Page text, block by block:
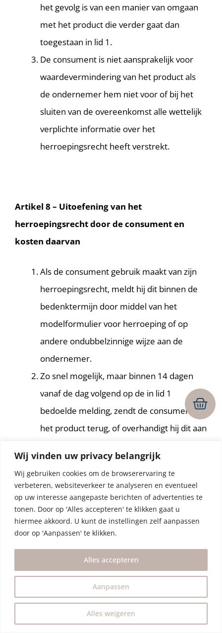
Wij vinden uw privacy belangrijk
Wij gebruiken cookies om de browserervaring te
verbeteren, websiteverkeer te analyseren en eventueel
op uw interesse aangepaste berichten of advertenties te
tonen. Door op 'Alles accepteren' te klikken gaat u
hiermee akkoord. U kunt de instellingen zelf aanpassen
door op 'Aanpassen' te klikken.
Aanpassen
Alles weigeren
Alles accepteren
het gevolg is van een manier van omgaan
met het product die verder gaat dan
toegestaan in lid 1.
De consument is niet aansprakelijk voor
waardevermindering van het product als
de ondernemer hem niet voor of bij het
sluiten van de overeenkomst alle wettelijk
verplichte informatie over het
herroepingsrecht heeft verstrekt.
Artikel 8 – Uitoefening van het
herroepingsrecht door de consument en
kosten daarvan
Als de consument gebruik maakt van zijn
herroepingsrecht, meldt hij dit binnen de
bedenktermijn door middel van het
modelformulier voor herroeping of op
andere ondubbelzinnige wijze aan de
ondernemer.
Zo snel mogelijk, maar binnen 14 dagen
vanaf de dag volgend op de in lid 1
bedoelde melding, zendt de consument
het product terug, of overhandigt hij dit aan
hoeft niet als de ondernemer heeft
aangeboden het product zelf af te halen.
De consument heeft de terugzendtermijn
in elk geval in acht genomen als hij het
product terugzendt voordat de bedenktijd
is verstreken.
De consument zendt het product terug
met alle geleverde toebehoren, indien
redelijkerwijs mogelijk in originele staat en
verpakking, en conform de door de